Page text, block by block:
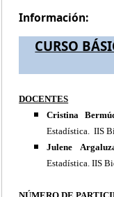
Información:
CURSO
DOCENTES
Cristina
Estadística. IIS
Julene
Estadística. IIS